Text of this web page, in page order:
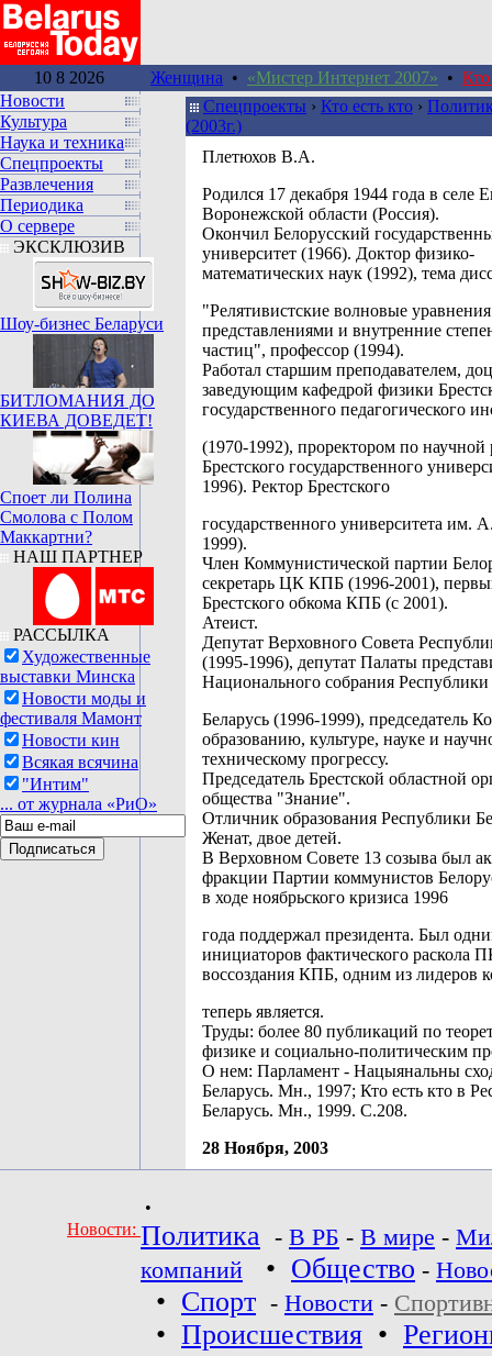
10 8 2026 Женщина • «Мистер Интернет 2007» • Кто
Новости
Культура
Наука и техника
Спецпроекты
Развлечения
Периодика
О сервере
ЭКСКЛЮЗИВ
Шоу-бизнес Беларуси
БИТЛОМАНИЯ ДО
КИЕВА ДОВЕДЕТ!
Споет ли Полина
Смолова с Полом
Маккартни?
НАШ ПАРТНЕР
РАССЫЛКА
Художественные
выставки Минска
Новости моды и
фестиваля Мамонт
Новости кин
Всякая всячина
"Интим"
... от журнала «РиО»
Спецпроекты › Кто есть кто ›
(2003г.)
Плетюхов В.А.
Pодился 17 декабря 1944 года в селе
Воронежской области (Россия).
Окончил Белорусский
университет (1966). Доктор физико-
математических наук (1992), тема
"Релятивистские волновые
представлениями и внутренние
частиц", профессор (1994).
Работал старшим преподавателем,
заведующим кафедрой физики
государственного педагогического
(1970-1992), проректором по научной
Брестского государственного
1996). Ректор Брестского
государственного университета им.
1999).
Член Коммунистической партии
секретарь ЦК КПБ (1996-2001),
Брестского обкома КПБ (с 2001).
Атеист.
Депутат Верховного Совета
(1995-1996), депутат Палаты
Национального собрания Республики
Беларусь (1996-1999), председатель
образованию, культуре, науке и
техническому прогрессу.
Председатель Брестской областной
общества "Знание".
Отличник образования Республики
Женат, двое детей.
В Верховном Совете 13 созыва был
фракции Партии коммунистов
в ходе ноябрьского кризиса 1996
года поддержал президента. Был
инициаторов фактического раскола
воссоздания КПБ, одним из лидеров
теперь является.
Труды: более 80 публикаций по
физике и социально-политическим
О нем: Парламент - Нацыянальны сход
Беларусь. Мн., 1997; Кто есть кто в
Беларусь. Мн., 1999. С.208.
28 Ноября, 2003
•
Новости: Политика - В РБ - В мире -
компаний
• Общество -
• Спорт - Новости -
• Происшествия •